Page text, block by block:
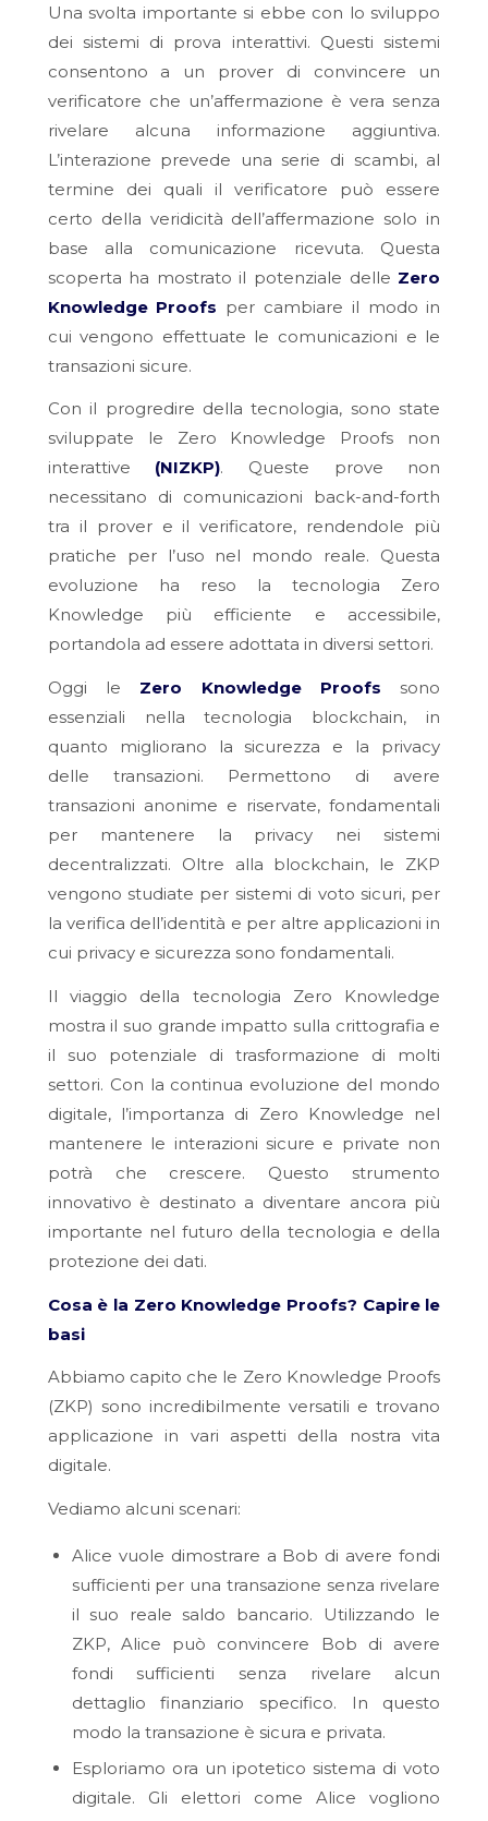
Una svolta importante si ebbe con lo sviluppo
dei sistemi di prova interattivi. Questi sistemi
consentono a un prover di convincere un
verificatore che un’affermazione è vera senza
rivelare alcuna informazione aggiuntiva.
L’interazione prevede una serie di scambi, al
termine dei quali il verificatore può essere
certo della veridicità dell’affermazione solo in
base alla comunicazione ricevuta. Questa
scoperta ha mostrato il potenziale delle Zero
Knowledge Proofs per cambiare il modo in
cui vengono effettuate le comunicazioni e le
transazioni sicure.
Con il progredire della tecnologia, sono state
sviluppate le Zero Knowledge Proofs non
interattive (NIZKP). Queste prove non
necessitano di comunicazioni back-and-forth
tra il prover e il verificatore, rendendole più
pratiche per l’uso nel mondo reale. Questa
evoluzione ha reso la tecnologia Zero
Knowledge più efficiente e accessibile,
portandola ad essere adottata in diversi settori.
Oggi le Zero Knowledge Proofs sono
essenziali nella tecnologia blockchain, in
quanto migliorano la sicurezza e la privacy
delle transazioni. Permettono di avere
transazioni anonime e riservate, fondamentali
per mantenere la privacy nei sistemi
decentralizzati. Oltre alla blockchain, le ZKP
vengono studiate per sistemi di voto sicuri, per
la verifica dell’identità e per altre applicazioni in
cui privacy e sicurezza sono fondamentali.
Il viaggio della tecnologia Zero Knowledge
mostra il suo grande impatto sulla crittografia e
il suo potenziale di trasformazione di molti
settori. Con la continua evoluzione del mondo
digitale, l’importanza di Zero Knowledge nel
mantenere le interazioni sicure e private non
potrà che crescere. Questo strumento
innovativo è destinato a diventare ancora più
importante nel futuro della tecnologia e della
protezione dei dati.
Cosa è la Zero Knowledge Proofs? Capire le
basi
Abbiamo capito che le Zero Knowledge Proofs
(ZKP) sono incredibilmente versatili e trovano
applicazione in vari aspetti della nostra vita
digitale.
Vediamo alcuni scenari:
Alice vuole dimostrare a Bob di avere fondi
sufficienti per una transazione senza rivelare
il suo reale saldo bancario. Utilizzando le
ZKP, Alice può convincere Bob di avere
fondi sufficienti senza rivelare alcun
dettaglio finanziario specifico. In questo
modo la transazione è sicura e privata.
Esploriamo ora un ipotetico sistema di voto
digitale. Gli elettori come Alice vogliono